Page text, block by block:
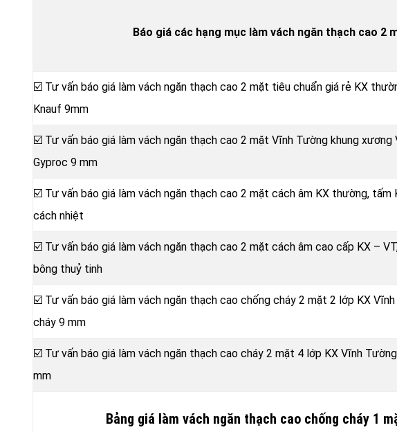
Báo giá các hạng mục làm vách ngăn thạch cao 2
☑️ Tư vấn báo giá làm vách ngăn thạch cao 2 mặt tiêu chuẩn giá rẻ KX
Knauf 9mm
☑️ Tư vấn báo giá làm vách ngăn thạch cao 2 mặt Vĩnh Tường khung xương
Gyproc 9 mm
☑️ Tư vấn báo giá làm vách ngăn thạch cao 2 mặt cách âm KX thường, tấm
cách nhiệt
☑️ Tư vấn báo giá làm vách ngăn thạch cao 2 mặt cách âm cao cấp KX –
bông thuỷ tinh
☑️ Tư vấn báo giá làm vách ngăn thạch cao chống cháy 2 mặt 2 lớp KX
cháy 9 mm
☑️ Tư vấn báo giá làm vách ngăn thạch cao cháy 2 mặt 4 lớp KX Vĩnh
mm
Bảng giá làm vách ngăn thạch cao chống cháy 1